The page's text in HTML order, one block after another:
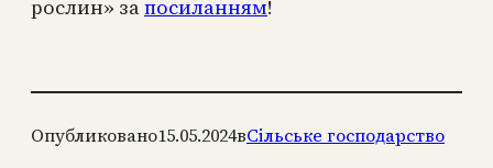
рослин» запосиланням!
Опубликовано15.05.2024вСільське господарство